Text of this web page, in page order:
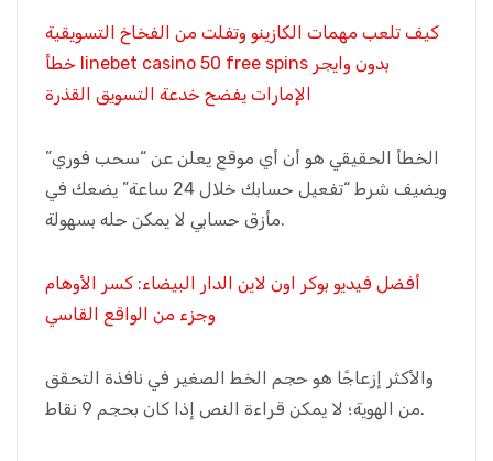
كيف تلعب مهمات الكازينو وتفلت من الفخاخ التسويقية
خطأ linebet casino 50 free spins بدون وايجر
الإمارات يفضح خدعة التسويق القذرة
الخطأ الحقيقي هو أن أي موقع يعلن عن “سحب فوري”
ويضيف شرط “تفعيل حسابك خلال 24 ساعة” يضعك في
مأزق حسابي لا يمكن حله بسهولة.
أفضل فيديو بوكر اون لاين الدار البيضاء: كسر الأوهام
وجزء من الواقع القاسي
والأكثر إزعاجًا هو حجم الخط الصغير في نافذة التحقق
من الهوية؛ لا يمكن قراءة النص إذا كان بحجم 9 نقاط.